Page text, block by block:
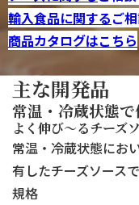
輸入食品に関するご
商品カタログはこちら
主な開発品
常温・冷蔵状態
よく伸び～るチーズ
常温・冷蔵状態にお
有したチーズソースで
規格